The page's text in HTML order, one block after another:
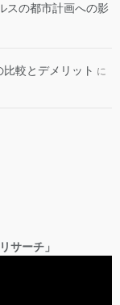
スの都市計画への影
較とデメリット に
サーチ」